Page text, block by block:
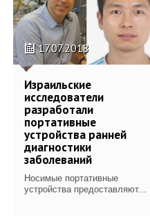
17.07.2018
Израильские
исследователи
разработали
портативные
устройства ранней
диагностики
заболеваний
Носимые портативные
устройства предоставляют...